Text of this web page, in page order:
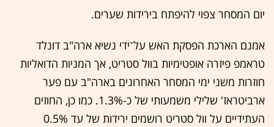
יום המסחר צפוי להיפתח בירידות שערים.
אמנם הארכת הפסקת האש על־ידי נשיא ארה"ב דונלד
טראמפ פיזרה אופטימיות בוול סטריט, אך המניות הדואליות
חוזרות משני ימי המסחר האחרונים בארה"ב עם פער
ארביטראז' שלילי משמעותי של כ-1.3%. כמו כן, החוזים
העתידיים על וול סטריט רושמים ירידות של עד 0.5%